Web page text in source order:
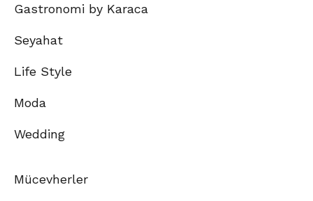
Gastronomi by Karaca
Seyahat
Life Style
Moda
Wedding
Mücevherler